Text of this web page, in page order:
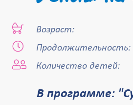
Возраст:
Продолжительность:
Количество детей:
В программе: